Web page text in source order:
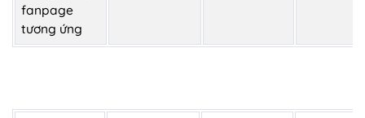
fanpage
tương ứng